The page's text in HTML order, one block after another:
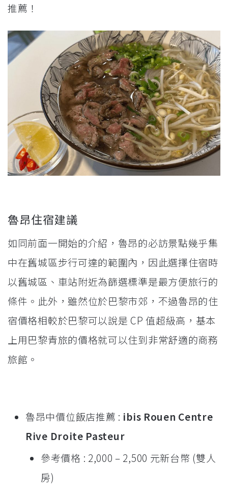
推薦！
魯昂住宿建議
如同前面一開始的介紹，魯昂的必訪景點幾乎集
中在舊城區步行可達的範圍內，因此選擇住宿時
以舊城區、車站附近為篩選標準是最方便旅行的
條件。此外，雖然位於巴黎市郊，不過魯昂的住
宿價格相較於巴黎可以說是 CP 值超級高，基本
上用巴黎青旅的價格就可以住到非常舒適的商務
旅館。
魯昂中價位飯店推薦 : ibis Rouen Centre
Rive Droite Pasteur
參考價格 : 2,000 – 2,500 元新台幣 (雙人
房)